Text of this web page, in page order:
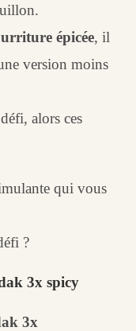
épicée, il
version moins
alors ces
qui vous
?
3x spicy
3x